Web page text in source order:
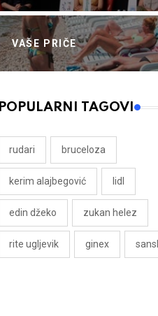
VAŠE PRIČE
POPULARNI TAGOVI
rudari bruceloza
kerim alajbegović lidl
edin džeko zukan helez
rite ugljevik ginex